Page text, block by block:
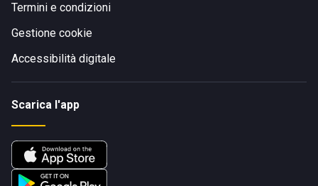
Termini e condizioni
Gestione cookie
Accessibilità digitale
Scarica l'app